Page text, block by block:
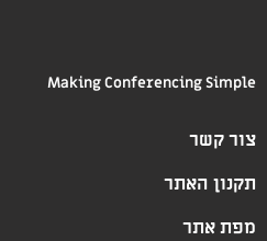
Making Conferencing Simple
צור קשר
תקנון האתר
מפת אתר